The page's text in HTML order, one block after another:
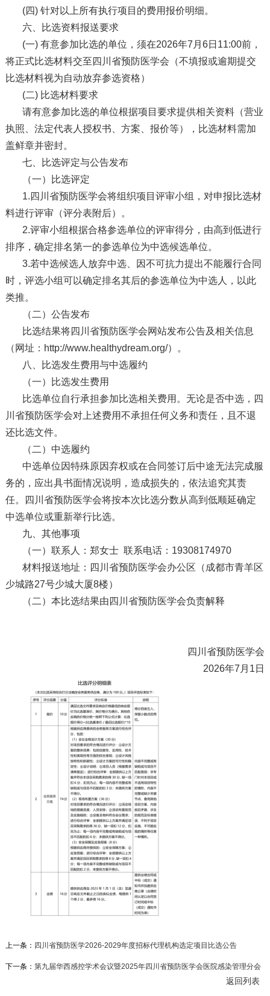
(四) 针对以上所有执行项目的费用报价明细。
六、比选资料报送要求
(一) 有意参加比选的单位，须在2026年7月6日11:00前，
将正式比选材料交至四川省预防医学会（不填报或逾期提交
比选材料视为自动放弃参选资格）
(二) 比选材料要求
请有意参加比选的单位根据项目要求提供相关资料（营业
执照、法定代表人授权书、方案、报价等），比选材料需加
盖鲜章并密封。
七、比选评定与公告发布
（一）比选评定
1.四川省预防医学会将组织项目评审小组，对申报比选材
料进行评审（评分表附后）。
2.评审小组根据合格参选单位的评审得分，由高到低进行
排序，确定排名第一的参选单位为中选候选单位。
3.若中选候选人放弃中选、因不可抗力提出不能履行合同
时，评选小组可以确定排名其后的参选单位为中选人，以此
类推。
（二）公告发布
比选结果将四川省预防医学会网站发布公告及相关信息
（网址：http://www.healthydream.org/）。
八、比选发生费用与中选履约
（一）比选发生费用
比选单位自行承担参加比选相关费用。无论是否中选，四
川省预防医学会对上述费用不承担任何义务和责任，且不退
还比选文件。
（二）中选履约
中选单位因特殊原因弃权或在合同签订后中途无法完成服
务的，应出具书面情况说明，造成损失的，依法追究其责
任。四川省预防医学会将按本次比选分数从高到低顺延确定
中选单位或重新举行比选。
九、其他事项
（一）联系人：郑女士 联系电话：19308174970
材料报送地址：四川省预防医学会办公区（成都市青羊区
少城路27号少城大厦8楼）
（二）本比选结果由四川省预防医学会负责解释
四川省预防医学会
2026年7月1日
上一条： 四川省预防医学2026-2029年度招标代理机构选定项目比选公告
下一条： 第九届华西感控学术会议暨2025年四川省预防医学会医院感染管理分会
返回列表